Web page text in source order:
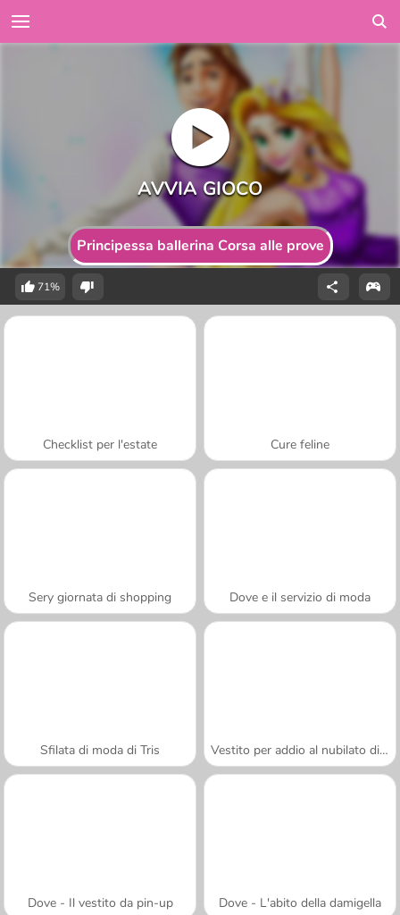
Principessa ballerina Corsa alle prove
71%
Checklist per l'estate Cure feline
Sery giornata di shopping Dove e il servizio di moda
Sfilata di moda di Tris Vestito per addio al nubilato di Dolly
Dove - Il vestito da pin-up Dove - L'abito della damigella